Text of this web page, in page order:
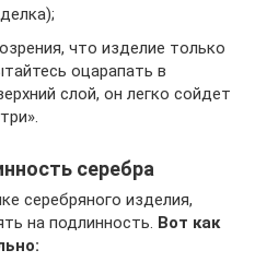
что изделие только
оцарапать в
слой, он легко сойдет
серебра
серебряного изделия,
на подлинность. Вот как